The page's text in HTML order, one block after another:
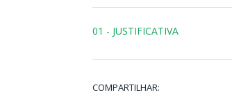
01 - JUSTIFICATIVA
COMPARTILHAR: